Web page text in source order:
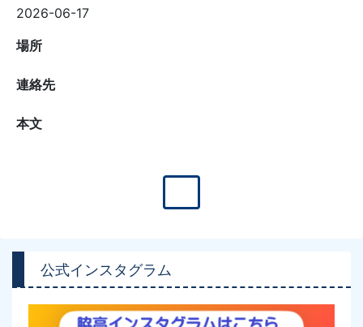
公式インスタグラム
2026-06-17
場所
連絡先
本文